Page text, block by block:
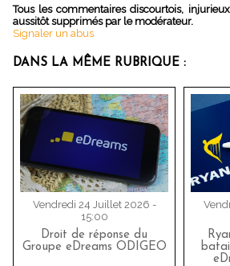
Tous les commentaires discourtois,
aussitôt supprimés par le modérateur.
Signaler un abus
DANS LA MÊME RUBRIQUE :
Vendredi 24 Juillet 2026 -
15:00
Droit de réponse du
Groupe eDreams ODIGEO